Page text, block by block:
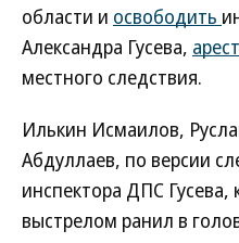
области и освободить
Александра Гусева,
местного следствия.
Илькин Исмаилов,
Абдуллаев, по версии
инспектора ДПС
выстрелом ранил в